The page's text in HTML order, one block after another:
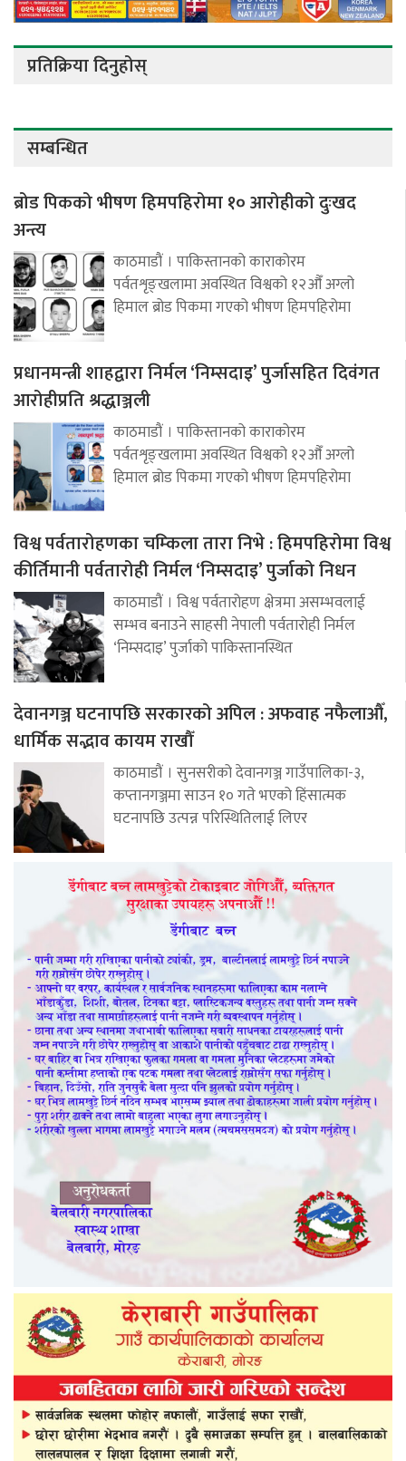
प्रतिक्रिया दिनुहोस्
सम्बन्धित
ब्रोड पिकको भीषण हिमपहिरोमा १० आरोहीको दुःखद
अन्त्य
काठमाडौं । पाकिस्तानको काराकोरम
पर्वतशृङ्खलामा अवस्थित विश्वको १२औँ अग्लो
हिमाल ब्रोड पिकमा गएको भीषण हिमपहिरोमा
प्रधानमन्त्री शाहद्वारा निर्मल ‘निम्सदाइ’ पुर्जासहित दिवंगत
आरोहीप्रति श्रद्धाञ्जली
काठमाडौं । पाकिस्तानको काराकोरम
पर्वतशृङ्खलामा अवस्थित विश्वको १२औँ अग्लो
हिमाल ब्रोड पिकमा गएको भीषण हिमपहिरोमा
विश्व पर्वतारोहणका चम्किला तारा निभे : हिमपहिरोमा विश्व
कीर्तिमानी पर्वतारोही निर्मल ‘निम्सदाइ’ पुर्जाको निधन
काठमाडौं । विश्व पर्वतारोहण क्षेत्रमा असम्भवलाई
सम्भव बनाउने साहसी नेपाली पर्वतारोही निर्मल
‘निम्सदाइ’ पुर्जाको पाकिस्तानस्थित
देवानगञ्ज घटनापछि सरकारको अपिल : अफवाह नफैलाऔँ,
धार्मिक सद्भाव कायम राखौँ
काठमाडौं । सुनसरीको देवानगञ्ज गाउँपालिका-३,
कप्तानगञ्जमा साउन १० गते भएको हिंसात्मक
घटनापछि उत्पन्न परिस्थितिलाई लिएर